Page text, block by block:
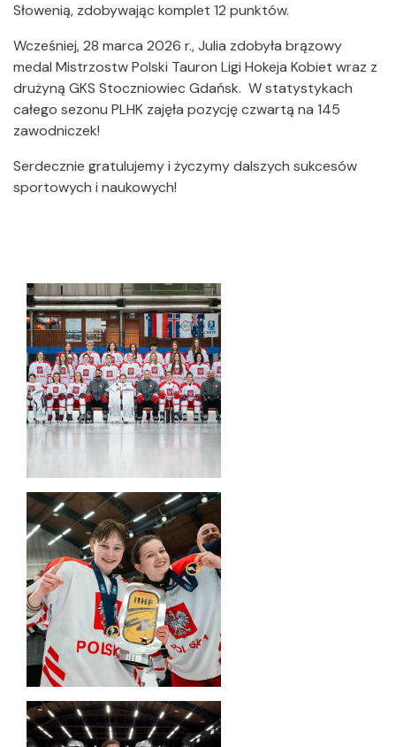
Słowenią, zdobywając komplet 12 punktów.
Wcześniej, 28 marca 2026 r., Julia zdobyła brązowy
medal Mistrzostw Polski Tauron Ligi Hokeja Kobiet wraz z
drużyną GKS Stoczniowiec Gdańsk. W statystykach
całego sezonu PLHK zajęła pozycję czwartą na 145
zawodniczek!
Serdecznie gratulujemy i życzymy dalszych sukcesów
sportowych i naukowych!